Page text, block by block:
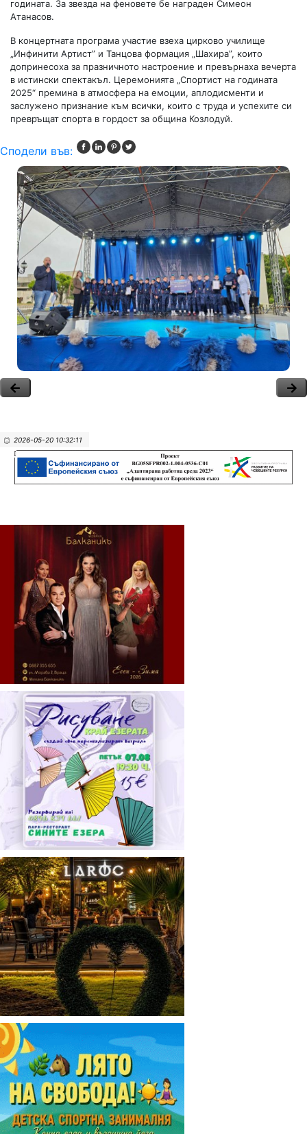
годината. За звезда на феновете бе награден Симеон
Атанасов.
В концертната програма участие взеха цирково училище
„Инфинити Артист” и Танцова формация „Шахира”, които
допринесоха за празничното настроение и превърнаха вечерта
в истински спектакъл. Церемонията „Спортист на годината
2025“ премина в атмосфера на емоции, аплодисменти и
заслужено признание към всички, които с труда и успехите си
превръщат спорта в гордост за община Козлодуй.
Сподели във:
2026-05-20 10:32:11